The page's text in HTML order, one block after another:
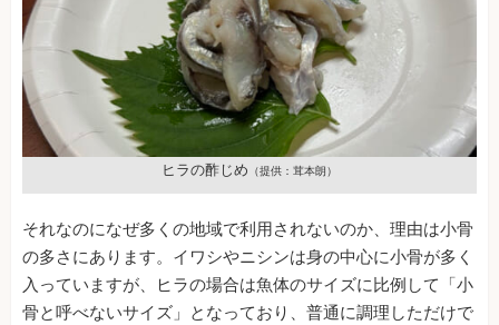
ヒラの酢じめ （提供：茸本朗）
それなのになぜ多くの地域で利用されないのか、理由は小骨
の多さにあります。イワシやニシンは身の中心に小骨が多く
入っていますが、ヒラの場合は魚体のサイズに比例して「小
骨と呼べないサイズ」となっており、普通に調理しただけで